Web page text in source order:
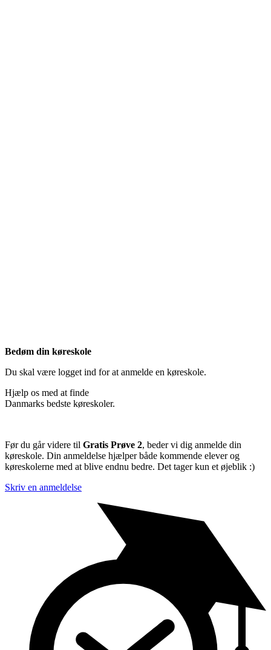
Bedøm din køreskole
Du skal være logget ind for at anmelde en køreskole.
Hjælp os med at finde
Danmarks bedste køreskoler.
Før du går videre til Gratis Prøve 2, beder vi dig anmelde din
køreskole. Din anmeldelse hjælper både kommende elever og
køreskolerne med at blive endnu bedre. Det tager kun et øjeblik :)
Skriv en anmeldelse